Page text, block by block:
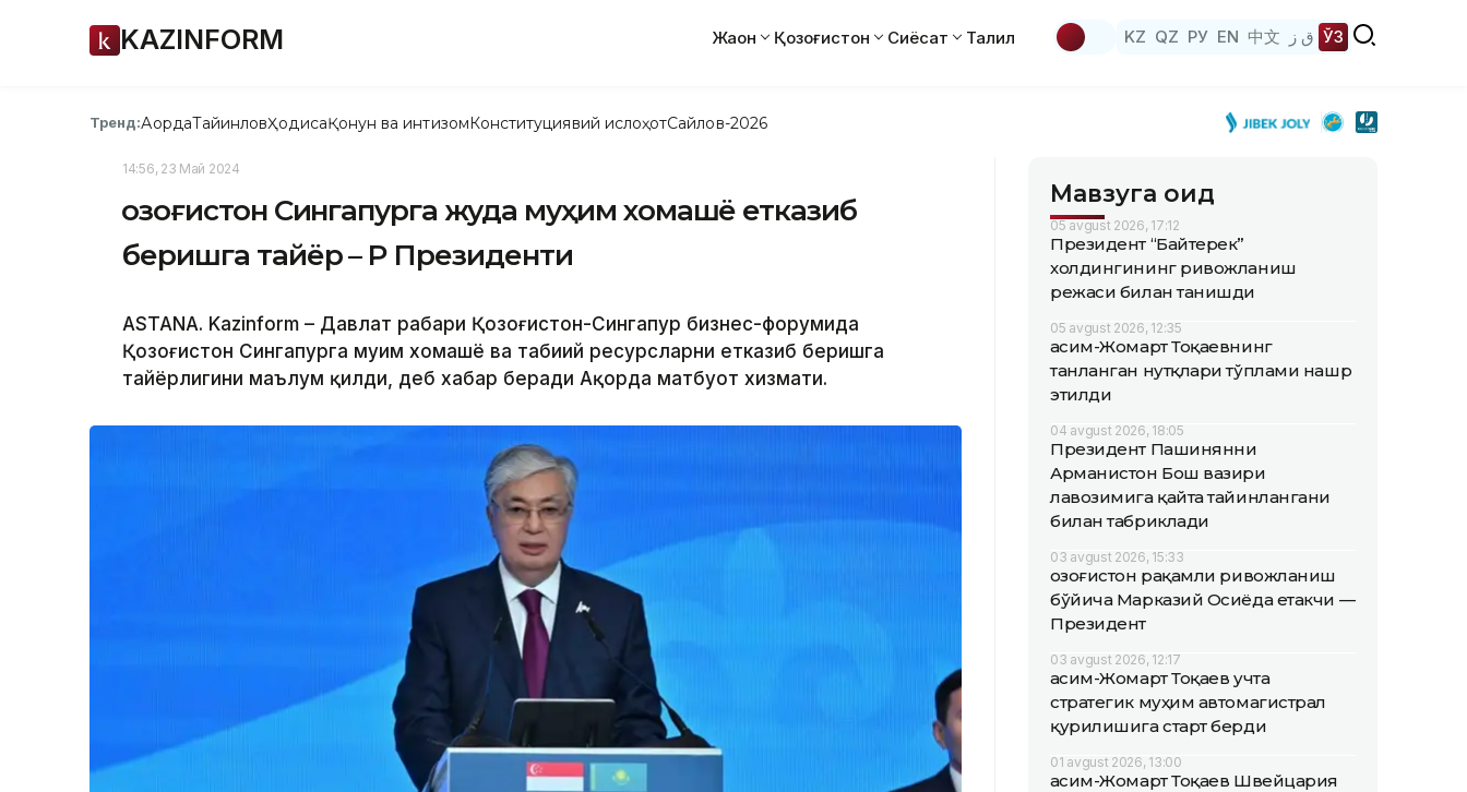
KAZINFORM Жаҳон Қозоғистон Сиёсат Таҳлил KZ QZ РУ EN 中文 ق ز ЎЗ
Тренд:АқордаТайинловҲодисаҚонун ва интизомКонституциявий ислоҳотСайлов-2026
14:56, 23 Май 2024
Қозоғистон Сингапурга жуда муҳим хомашё етказиб
беришга тайёр – ҚР Президенти
ASTANA. Kazinform – Давлат раҳбари Қозоғистон-Сингапур бизнес-форумида
Қозоғистон Сингапурга муҳим хомашё ва табиий ресурсларни етказиб беришга
тайёрлигини маълум қилди, деб хабар беради Ақорда матбуот хизмати.
Мавзуга оид
05 avgust 2026, 17:12
Президент “Байтерек”
холдингининг ривожланиш
режаси билан танишди
05 avgust 2026, 12:35
Қасим-Жомарт Тоқаевнинг
танланган нутқлари тўплами нашр
этилди
04 avgust 2026, 18:05
Президент Пашинянни
Арманистон Бош вазири
лавозимига қайта тайинлангани
билан табриклади
03 avgust 2026, 15:33
Қозоғистон рақамли ривожланиш
бўйича Марказий Осиёда етакчи —
Президент
03 avgust 2026, 12:17
Қасим-Жомарт Тоқаев учта
стратегик муҳим автомагистрал
қурилишига старт берди
01 avgust 2026, 13:00
Қасим-Жомарт Тоқаев Швейцария